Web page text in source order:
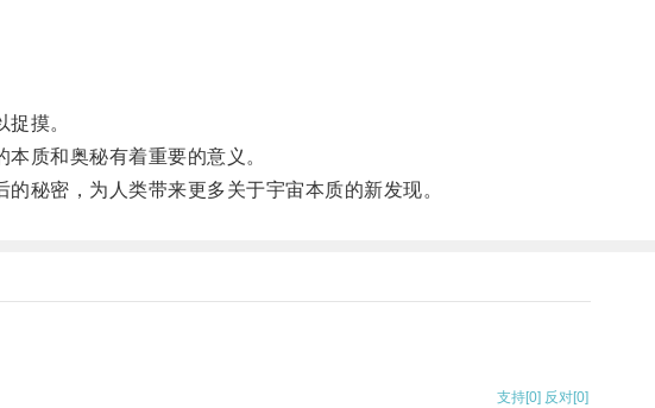
摸。
质和奥秘有着重要的意义。
秘密，为人类带来更多关于宇宙本质的新发现。
支持[0] 反对[0]